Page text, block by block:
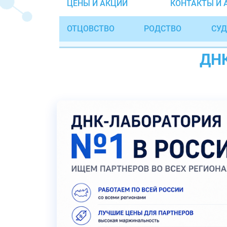
ЦЕНЫ И АКЦИИ КОНТАКТЫ И
ОТЦОВСТВО РОДСТВО